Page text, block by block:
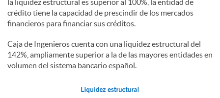
crédito tiene la capacidad de prescindir de los mercados
financieros para financiar sus créditos.
Caja de Ingenieros cuenta con una liquidez estructural del
142%, ampliamente superior a la de las mayores entidades en
volumen del sistema bancario español.